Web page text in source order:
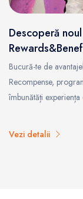
Descoperă
Bucură-te de
Recompense,
îmbunătăți
Vezi detalii